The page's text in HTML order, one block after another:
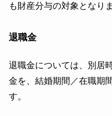
も財産分与の対象となりま
退職金
退職金については、別居
金を、結婚期間／在職期
す。